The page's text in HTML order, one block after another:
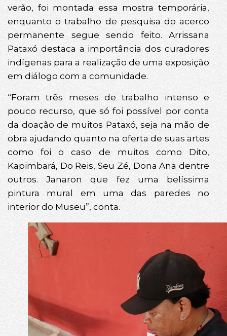
verão, foi montada essa mostra temporária,
enquanto o trabalho de pesquisa do acerco
permanente segue sendo feito. Arrissana
Pataxó destaca a importância dos curadores
indígenas para a realização de uma exposição
em diálogo com a comunidade.
“Foram três meses de trabalho intenso e
pouco recurso, que só foi possível por conta
da doação de muitos Pataxó, seja na mão de
obra ajudando quanto na oferta de suas artes
como foi o caso de muitos como Dito,
Kapimbará, Do Reis, Seu Zé, Dona Ana dentre
outros. Janaron que fez uma belíssima
pintura mural em uma das paredes no
interior do Museu”, conta.